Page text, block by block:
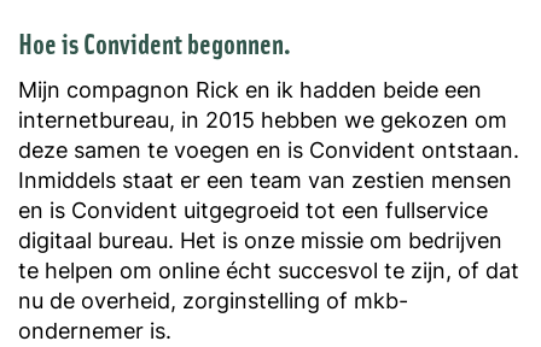
Hoe is Convident begonnen.
Mijn compagnon Rick en ik hadden beide een
internetbureau, in 2015 hebben we gekozen om
deze samen te voegen en is Convident ontstaan.
Inmiddels staat er een team van zestien mensen
en is Convident uitgegroeid tot een fullservice
digitaal bureau. Het is onze missie om bedrijven
te helpen om online écht succesvol te zijn, of dat
nu de overheid, zorginstelling of mkb-
ondernemer is.